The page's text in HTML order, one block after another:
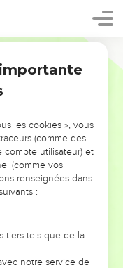
!
ÉVITER LES
les doutes, les erreurs
alors même que ce
les cookies », vous
(comme des
utilisateur) et
(comme vos
renseignées dans
:
tiers tels que de la
notre service de